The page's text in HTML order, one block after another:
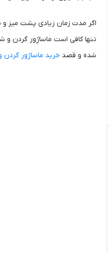
اگر مدت زمان زیادی پشت میز و
تنها کافی است ماساژور گردن و
شده و قصد خرید ماساژور گردن